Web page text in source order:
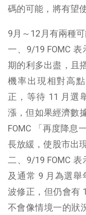
碼的可能，將有望
9月～12月有兩種可
一、9/19 FOMC
期的利多出盡，且
機率出現相對高
正，等待 11 月選
漲，但如果經濟數
FOMC 「再度降息
長放緩，使股市出
二、9/19 FOMC
及通常 9 月為選
波修正，但仍會有
不會像情境一的狀